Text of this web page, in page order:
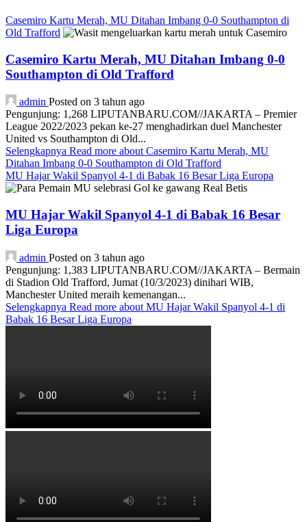
Casemiro Kartu Merah, MU Ditahan Imbang 0-0 Southampton di
Old Trafford
Casemiro Kartu Merah, MU Ditahan Imbang 0-0
Southampton di Old Trafford
admin Posted on 3 tahun ago
Pengunjung: 1,268 LIPUTANBARU.COM//JAKARTA – Premier
League 2022/2023 pekan ke-27 menghadirkan duel Manchester
United vs Southampton di Old...
Selengkapnya Read more about Casemiro Kartu Merah, MU
Ditahan Imbang 0-0 Southampton di Old Trafford
MU Hajar Wakil Spanyol 4-1 di Babak 16 Besar Liga Europa
MU Hajar Wakil Spanyol 4-1 di Babak 16 Besar
Liga Europa
admin Posted on 3 tahun ago
Pengunjung: 1,383 LIPUTANBARU.COM//JAKARTA – Bermain
di Stadion Old Trafford, Jumat (10/3/2023) dinihari WIB,
Manchester United meraih kemenangan...
Selengkapnya Read more about MU Hajar Wakil Spanyol 4-1 di
Babak 16 Besar Liga Europa